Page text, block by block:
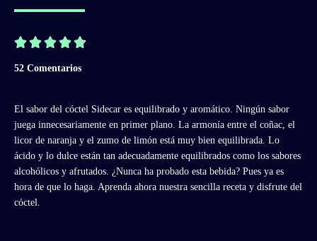

52 Comentarios
El sabor del cóctel Sidecar es equilibrado y aromático. Ningún sabor
juega innecesariamente en primer plano. La armonía entre el coñac, el
licor de naranja y el zumo de limón está muy bien equilibrada. Lo
ácido y lo dulce están tan adecuadamente equilibrados como los sabores
alcohólicos y afrutados. ¿Nunca ha probado esta bebida? Pues ya es
hora de que lo haga. Aprenda ahora nuestra sencilla receta y disfrute del
cóctel.